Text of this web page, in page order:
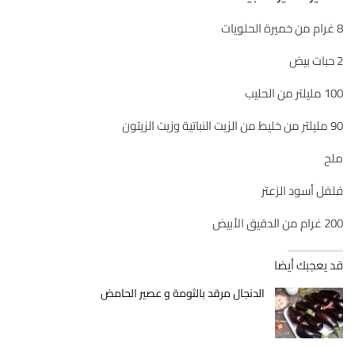
8 غرام من خميرة الحلويات
2 حبات بيض
100 مليلتر من الحليب
90 مليلتر من خليط من الزيت النباتية وزيت الزيتون
ملح
فلفل أسود الزعتر
200 غرام من الدقيق الأبيض
قد يعجبك أيضا
الدنجال مرقد بالثومة و عصير الحامض